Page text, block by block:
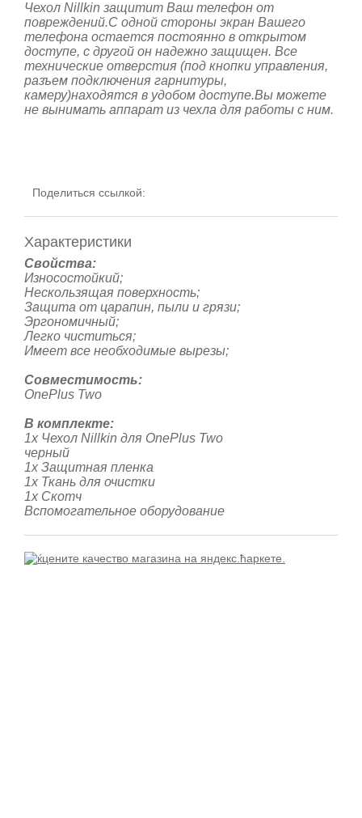
Чехол Nillkin защитит Ваш телефон от
повреждений.С одной стороны экран Вашего
телефона остается постоянно в открытом
доступе, с другой он надежно защищен. Все
технические отверстия (под кнопки управления,
разъем подключения гарнитуры,
камеру)находятся в удобом доступе.Вы можете
не вынимать аппарат из чехла для работы с ним.
Поделиться ссылкой:
Характеристики
Свойства:
Износостойкий;
Нескользящая поверхность;
Защита от царапин, пыли и грязи;
Эргономичный;
Легко чиститься;
Имеет все необходимые вырезы;
Совместимость:
OnePlus Two
В комплекте:
1х Чехол Nillkin для OnePlus Two
черный
1х Защитная пленка
1х Ткань для очистки
1x Скотч
Вспомогательное оборудование